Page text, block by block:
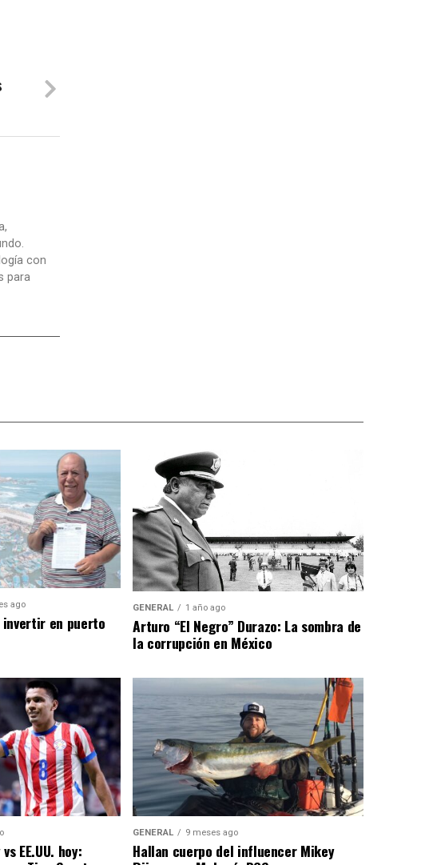
con
para
ago
invertir en puerto
GENERAL 1 año ago
Arturo “El Negro” Durazo: La sombra de
la corrupción en México
EE.UU. hoy:
GENERAL 9 meses ago
Hallan cuerpo del influencer Mikey